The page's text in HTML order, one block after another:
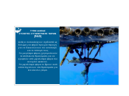
ΤΥΠΟΙ ΑΛΙΕΙΑΣ
ΣΥΣΚΕΥΕΣ ΣΥΓΚΕΝΤΡΩΣΗΣ ΨΑΡΙΩΝ
(FAD)
Αυτές οι συσκευές έχουν σχεδιαστεί ως
δόλωμα για ψάρια προς μια περιοχή
για να διευκολύνουν τον εντοπισμό
και το πιάσιμό τους.
Τα μικρότερα ψάρια χρησιμοποιούν
τα επιπλέοντα θραύσματα για να
κρυφτούν από μεγαλύτερα ψάρια του
ανοιχτού ωκεανού.
Τα μεγαλύτερα ψάρια το ξέρουν αυτό
οπότε πηγαίνουν στα θραύσματα για
ένα εύκολο γεύμα.